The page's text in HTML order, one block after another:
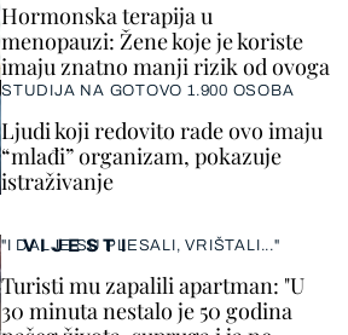
VIJESTI
"I DALJE SU PLESALI, VRIŠTALI..."
Turisti mu zapalili apartman: "U
30 minuta nestalo je 50 godina
Hormonska terapija u
menopauzi: Žene koje je koriste
imaju znatno manji rizik od ovoga
STUDIJA NA GOTOVO 1.900 OSOBA
Ljudi koji redovito rade ovo imaju
“mlađi” organizam, pokazuje
istraživanje